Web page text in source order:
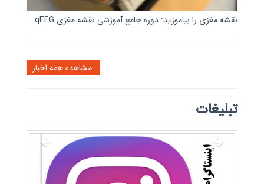
نقشه مغزی را بیاموزید: دوره جامع آموزشی نقشه مغزی qEEG
تبلیغات